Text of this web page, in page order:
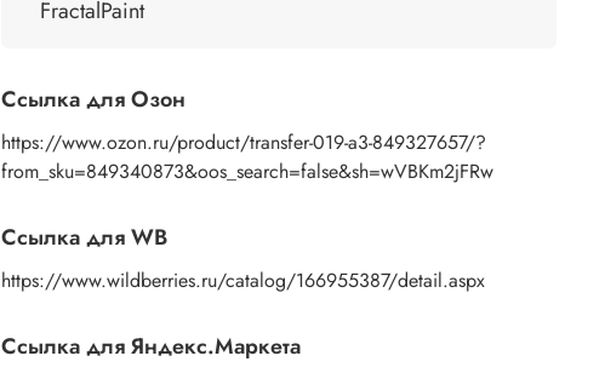
дайте основе пропитаться водой. Затем приложите
пальцами бумажную основу, сдвигаете ее на себя.
Рисунок остается на изделии. Сразу после нанесения
удалите лишнюю влагу и воздух бумажным полотенцем
или кусочком сухой ткани. После чего покройте
подойдет акриловый лак на водной основе, матовый,
глянцевый, полуглянцевый.
FractalPaint
Ссылка для Озон
https://www.ozon.ru/product/transfer-019-a3-849327657/?
from_sku=849340873&oos_search=false&sh=wVBKm2jFRw
Ссылка для WB
https://www.wildberries.ru/catalog/166955387/detail.aspx
Ссылка для Яндекс.Маркета